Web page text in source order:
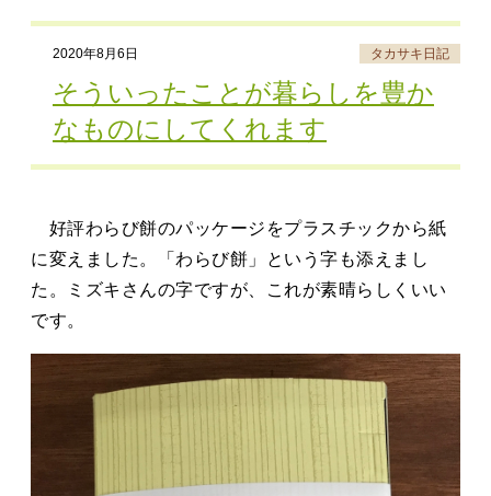
2020年8月6日 タカサキ日記
そういったことが暮らしを豊か
なものにしてくれます
好評わらび餅のパッケージをプラスチックから紙
に変えました。「わらび餅」という字も添えまし
た。ミズキさんの字ですが、これが素晴らしくいい
です。